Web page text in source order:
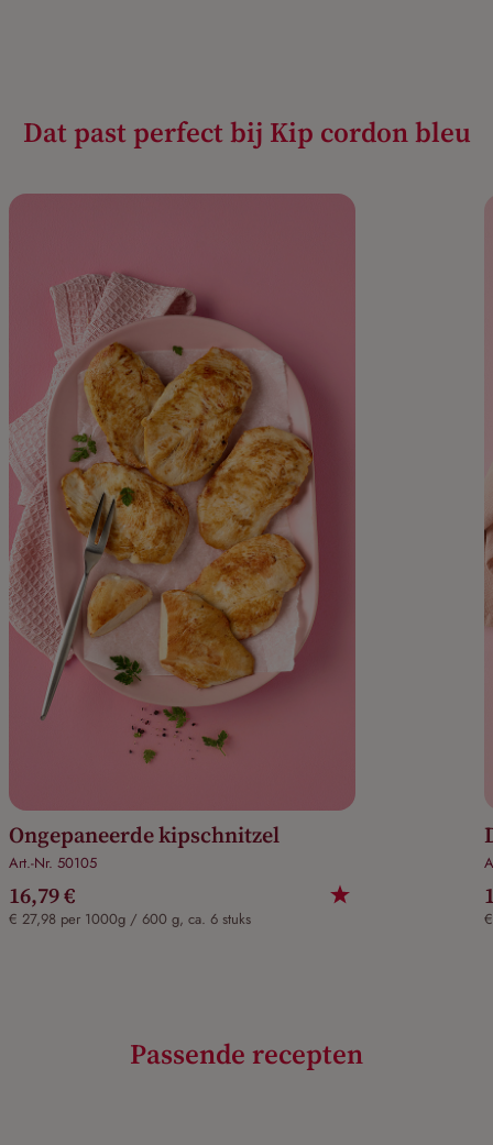
Dat past perfect bij Kip cordon bleu
Ongepaneerde kipschnitzel
Art.-Nr. 50105
16,79 €
€ 27,98 per 1000g / 600 g, ca. 6 stuks
Passende recepten